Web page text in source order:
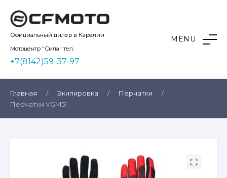
content
Kvadro10
Официальный дилер в Карелии
Мотоцентр "Сила" тел.
+7(8142)59-37-97
MENU
Главная / Экипировка / Перчатки
/
Перчатки VGM51